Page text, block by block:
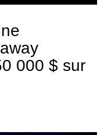
000 $ sur